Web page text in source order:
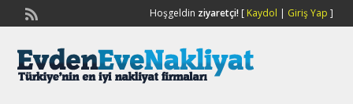
Hoşgeldin ziyaretçi![ Kaydol | Giriş Yap ]